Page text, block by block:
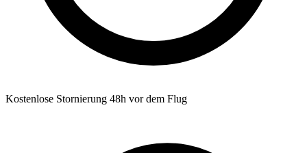
Kostenlose Stornierung 48h vor dem Flug